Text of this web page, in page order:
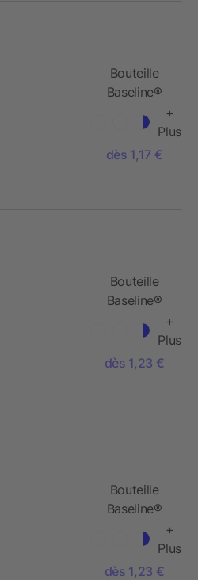
Bouteille
Baseline®
bouchon
sport - 500
+
Plus
dès 1,17 €
Bouteille
Baseline®
couvercle
sport et
+
Plus
dès 1,23 €
Bouteille
Baseline®
bouchon
sport - 750
+
Plus
dès 1,23 €